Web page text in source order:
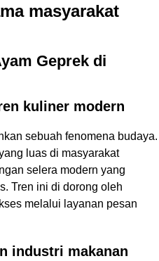
masyarakat
Geprek di
kuliner modern
sebuah fenomena budaya.
luas di masyarakat
selera modern yang
Tren ini di dorong oleh
melalui layanan pesan
industri makanan